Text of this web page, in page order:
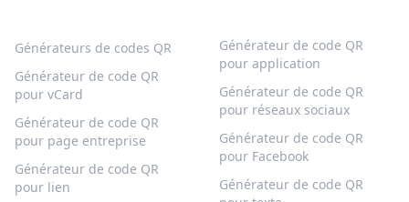
Générateurs de codes QR
Générateur de code QR
pour vCard
Générateur de code QR
pour page entreprise
Générateur de code QR
pour lien
Générateur de code QR
pour application
Générateur de code QR
pour réseaux sociaux
Générateur de code QR
pour Facebook
Générateur de code QR